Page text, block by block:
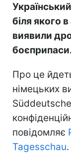
біля якого
виявили
Про це
німецьких
повідомляє
Tagesschau.